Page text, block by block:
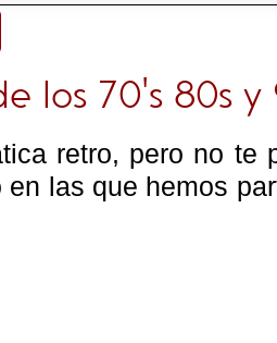
los 70's 80s y
retro, pero no te
las que hemos